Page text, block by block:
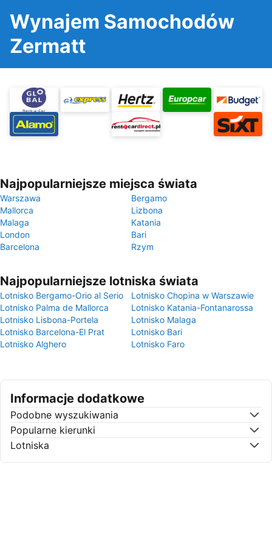
Wynajem Samochodów
Zermatt
Najpopularniejsze miejsca świata
Warszawa
Bergamo
Mallorca
Lizbona
Malaga
Katania
London
Bari
Barcelona
Rzym
Najpopularniejsze lotniska świata
Lotnisko Bergamo-Orio al Serio
Lotnisko Chopina w Warszawie
Lotnisko Palma de Mallorca
Lotnisko Katania-Fontanarossa
Lotnisko Lisbona-Portela
Lotnisko Malaga
Lotnisko Barcelona-El Prat
Lotnisko Bari
Lotnisko Alghero
Lotnisko Faro
Informacje dodatkowe
Podobne wyszukiwania
Popularne kierunki
Lotniska